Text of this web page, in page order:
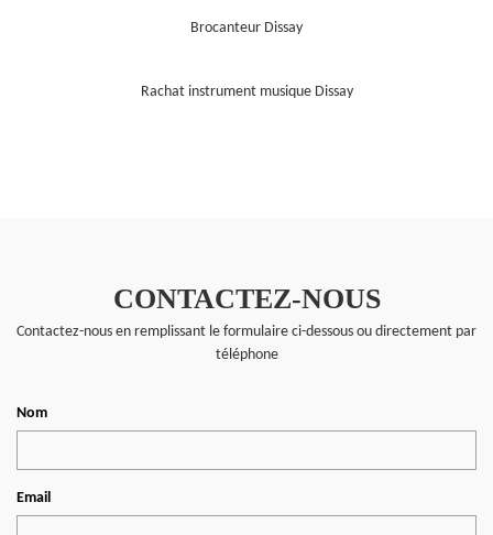
Brocanteur Dissay
Rachat instrument musique Dissay
CONTACTEZ-NOUS
Contactez-nous en remplissant le formulaire ci-dessous ou directement par
téléphone
Nom
Email